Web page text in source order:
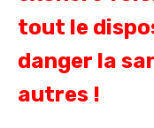
tout le
danger la
autres !